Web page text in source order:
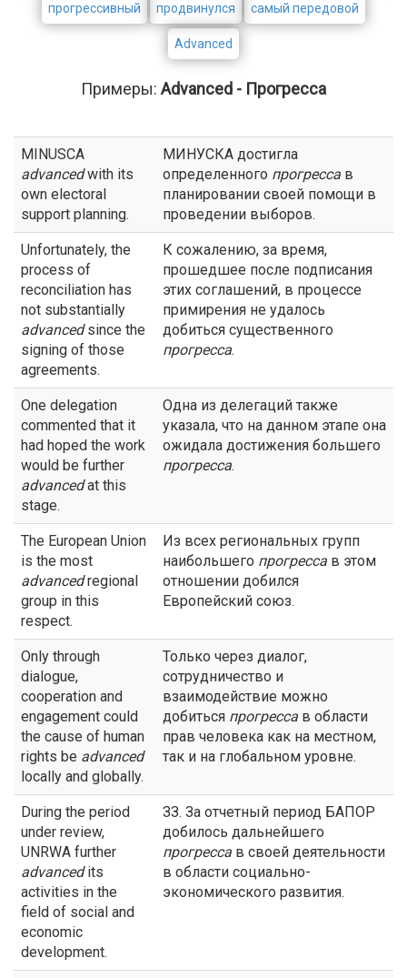
прогрессивный продвинулся самый передовой
Advanced
Примеры: Advanced - Прогресса
MINUSCA
advancedwith its
own electoral
support planning.
МИНУСКА достигла
определенного прогресса в
планировании своей помощи в
проведении выборов.
Unfortunately, the
process of
reconciliation has
not substantially
advancedsince the
signing of those
agreements.
К сожалению, за время,
прошедшее после подписания
этих соглашений, в процессе
примирения не удалось
добиться существенного
прогресса.
One delegation
commented that it
had hoped the work
would be further
advancedat this
stage.
Одна из делегаций также
указала, что на данном этапе она
ожидала достижения большего
прогресса.
The European Union
is the most
advancedregional
group in this
respect.
Из всех региональных групп
наибольшего прогресса в этом
отношении добился
Европейский союз.
Only through
dialogue,
cooperation and
engagement could
the cause of human
rights be advanced
locally and globally.
Только через диалог,
сотрудничество и
взаимодействие можно
добиться прогресса в области
прав человека как на местном,
так и на глобальном уровне.
During the period
under review,
UNRWA further
advancedits
activities in the
field of social and
economic
development.
ЗЗ. За отчетный период БАПОР
добилось дальнейшего
прогресса в своей деятельности
в области социально-
экономического развития.